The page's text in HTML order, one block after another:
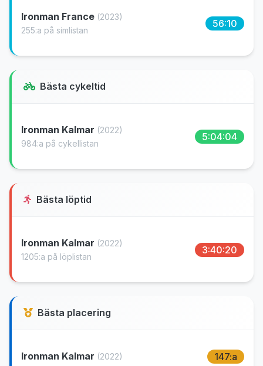
Ironman France (2023)
255:a på simlistan
56:10
Bästa cykeltid
Ironman Kalmar (2022)
984:a på cykellistan
5:04:04
Bästa löptid
Ironman Kalmar (2022)
1205:a på löplistan
3:40:20
Bästa placering
Ironman Kalmar (2022) 147:a